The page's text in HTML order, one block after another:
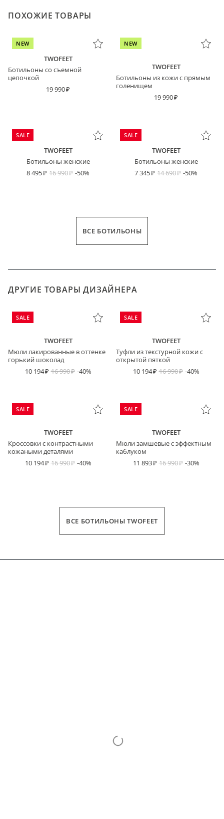
ПОХОЖИЕ ТОВАРЫ
NEW
TWOFEET
Ботильоны со съемной
цепочкой
19 990
NEW
TWOFEET
Ботильоны из кожи с прямым
голенищем
19 990
SALE
TWOFEET
Ботильоны женские
8 495
16 990 -50%
SALE
TWOFEET
Ботильоны женские
7 345
14 690 -50%
ВСЕ БОТИЛЬОНЫ
ДРУГИЕ ТОВАРЫ ДИЗАЙНЕРА
SALE
TWOFEET
Мюли лакированные в оттенке
горький шоколад
10 194
16 990 -40%
SALE
TWOFEET
Туфли из текстурной кожи с
открытой пяткой
10 194
16 990 -40%
SALE
TWOFEET
Кроссовки с контрастными
кожаными деталями
10 194
16 990 -40%
SALE
TWOFEET
Мюли замшевые с эффектным
каблуком
11 893
16 990 -30%
ВСЕ БОТИЛЬОНЫ TWOFEET